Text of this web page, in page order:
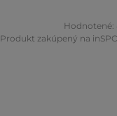
Hodnotené:
Produkt zakúpený na